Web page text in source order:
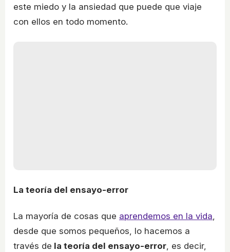
este miedo y la ansiedad que puede que viaje
con ellos en todo momento.
La teoría del ensayo-error
La mayoría de cosas que aprendemos en la vida,
desde que somos pequeños, lo hacemos a
través de la teoría del ensayo-error, es decir,